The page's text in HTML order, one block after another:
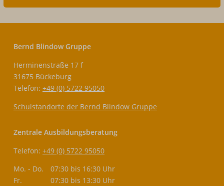
Bernd Blindow Gruppe
Herminenstraße 17 f
31675 Bückeburg
Telefon: +49 (0) 5722 95050
Schulstandorte der Bernd Blindow Gruppe
Zentrale Ausbildungsberatung
Telefon: +49 (0) 5722 95050
Mo. - Do.
07:30 bis 16:30 Uhr
Fr.
07:30 bis 13:30 Uhr